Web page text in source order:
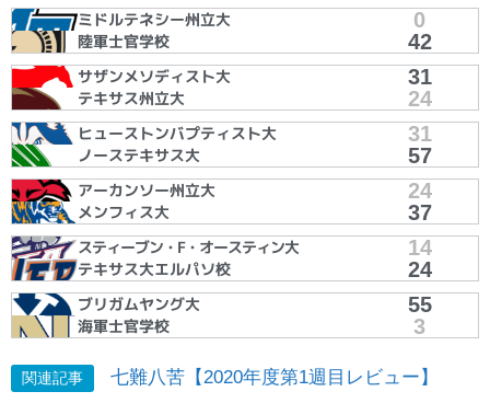
ミドルテネシー州立大 0
陸軍士官学校 42
サザンメソディスト大 31
テキサス州立大 24
ヒューストンバプティスト大 31
ノーステキサス大 57
アーカンソー州立大 24
メンフィス大 37
スティーブン・F・オースティン大 14
テキサス大エルパソ校 24
ブリガムヤング大 55
海軍士官学校 3
関連記事 七難八苦【2020年度第1週目レビュー】